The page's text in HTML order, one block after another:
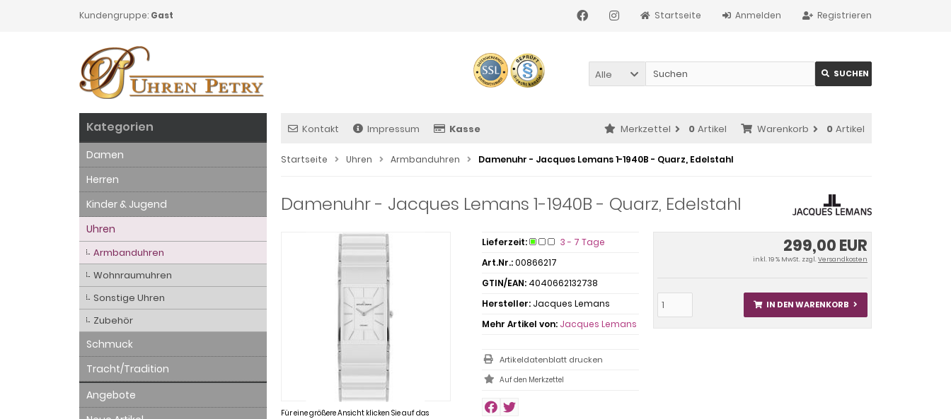
Kundengruppe: Gast Registrieren
Anmelden
Startseite
Alle SUCHEN
Kontakt Impressum Kasse Warenkorb 0 Artikel
Merkzettel 0 Artikel
Startseite Uhren Armbanduhren Damenuhr - Jacques Lemans 1-1940B - Quarz, Edelstahl
Damenuhr - Jacques Lemans 1-1940B - Quarz, Edelstahl
Für eine größere Ansicht klicken Sie auf das
299,00 EUR
inkl. 19 % MwSt. zzgl.Versandkosten
IN DEN WARENKORB
Lieferzeit:
3 - 7 Tage
Art.Nr.:00866217
GTIN/EAN: 4040662132738
Hersteller: Jacques Lemans
Mehr Artikel von: Jacques Lemans
Artikeldatenblatt drucken
Kategorien
Damen
Herren
Kinder & Jugend
Uhren
Armbanduhren
Wohnraumuhren
Sonstige Uhren
Zubehör
Schmuck
Tracht/Tradition
Angebote